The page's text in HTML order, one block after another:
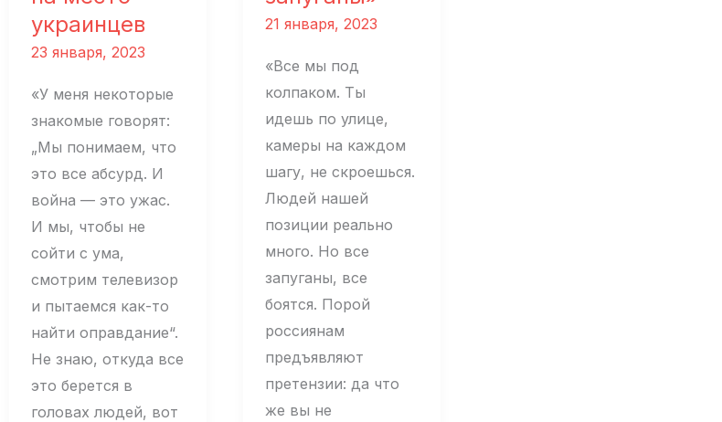
украинцев
23 января, 2023
«У меня некоторые
знакомые говорят:
„Мы понимаем, что
это все абсурд. И
война — это ужас.
И мы, чтобы не
сойти с ума,
смотрим телевизор
и пытаемся как-то
найти оправдание“.
Не знаю, откуда все
это берется в
головах людей, вот
21 января, 2023
«Все мы под
колпаком. Ты
идешь по улице,
камеры на каждом
шагу, не скроешься.
Людей нашей
позиции реально
много. Но все
запуганы, все
боятся. Порой
россиянам
предъявляют
претензии: да что
же вы не